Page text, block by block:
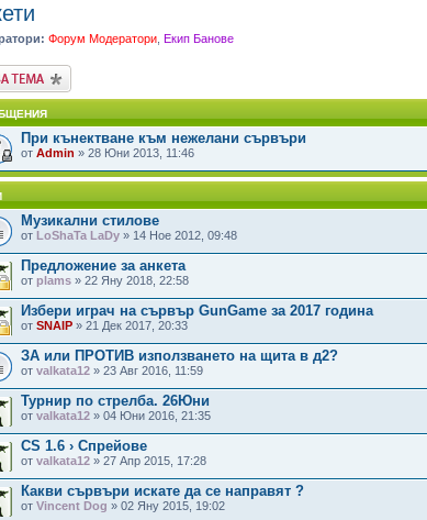
Форум Модератори Екип Банове
нова
При кънектване към нежелани сървъри
от Admin » 28 Юни 2013, 11:46
Музикални стилове
от LoShaTa LaDy » 14 Ное 2012, 09:48
Предложение за анкета
от plams » 22 Яну 2018, 22:58
Избери играч на сървър GunGame за 2017 година
от SNAIP » 21 Дек 2017, 20:33
ЗА или ПРОТИВ използването на щита в д2?
от valkata12 » 23 Авг 2016, 11:59
Турнир по стрелба. 26Юни
от valkata12 » 04 Юни 2016, 21:35
CS 1.6 › Спрейове
от valkata12 » 27 Апр 2015, 17:28
Какви сървъри искате да се направят ?
от Vincent Dog » 02 Яну 2015, 19:02